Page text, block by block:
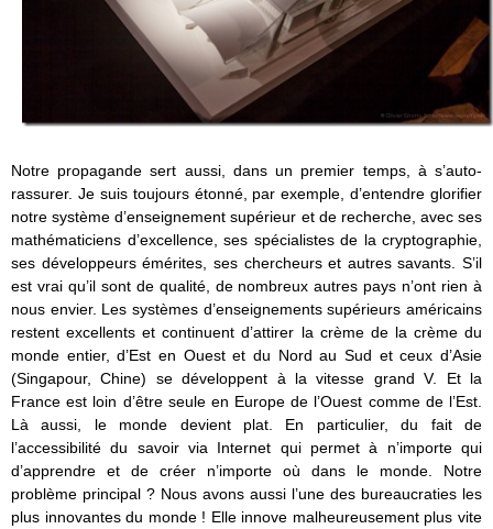
Notre propagande sert aussi, dans un premier temps, à s’auto-
rassurer. Je suis toujours étonné, par exemple, d’entendre glorifier
notre système d’enseignement supérieur et de recherche, avec ses
mathématiciens d’excellence, ses spécialistes de la cryptographie,
ses développeurs émérites, ses chercheurs et autres savants. S’il
est vrai qu’il sont de qualité, de nombreux autres pays n’ont rien à
nous envier. Les systèmes d’enseignements supérieurs américains
restent excellents et continuent d’attirer la crème de la crème du
monde entier, d’Est en Ouest et du Nord au Sud et ceux d’Asie
(Singapour, Chine) se développent à la vitesse grand V. Et la
France est loin d’être seule en Europe de l’Ouest comme de l’Est.
Là aussi, le monde devient plat. En particulier, du fait de
l’accessibilité du savoir via Internet qui permet à n’importe qui
d’apprendre et de créer n’importe où dans le monde. Notre
problème principal ? Nous avons aussi l’une des bureaucraties les
plus innovantes du monde ! Elle innove malheureusement plus vite